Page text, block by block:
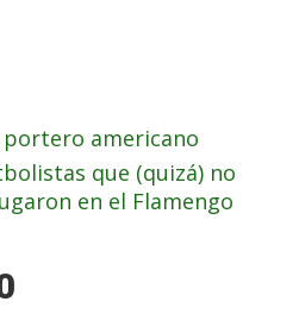
portero americano
que (quizá) no
en el Flamengo